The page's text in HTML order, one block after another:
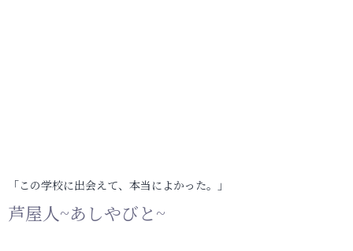
「この学校に出会えて、本当によかった。」
芦屋人~あしやびと~